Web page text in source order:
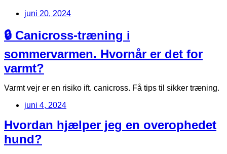
juni 20, 2024
🔒 Canicross-træning i
sommervarmen. Hvornår er det for
varmt?
Varmt vejr er en risiko ift. canicross. Få tips til sikker træning.
juni 4, 2024
Hvordan hjælper jeg en overophedet
hund?